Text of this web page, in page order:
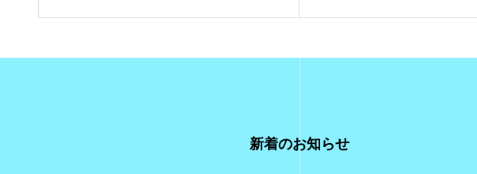
新着のお知らせ